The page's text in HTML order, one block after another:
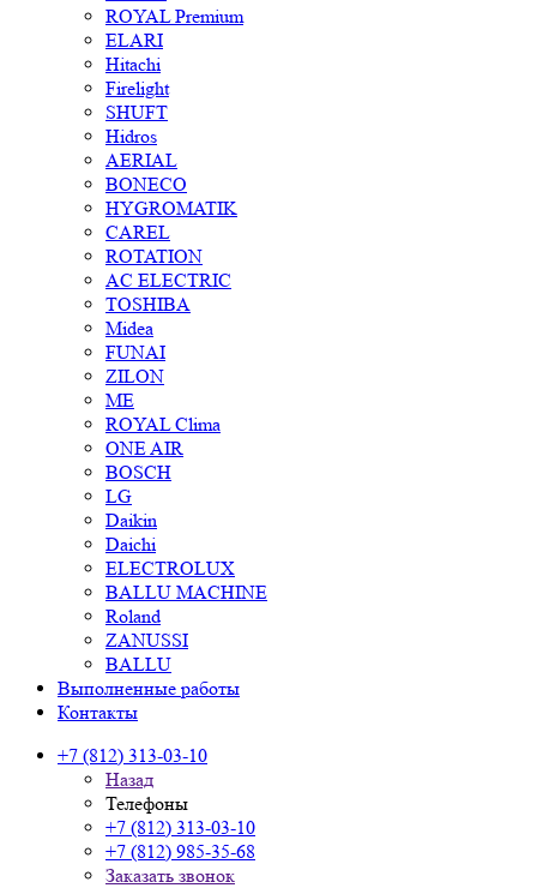
ROYAL Premium
ELARI
Hitachi
Firelight
SHUFT
Hidros
AERIAL
BONECO
HYGROMATIK
CAREL
ROTATION
AC ELECTRIC
TOSHIBA
Midea
FUNAI
ZILON
ME
ROYAL Clima
ONE AIR
BOSCH
LG
Daikin
Daichi
ELECTROLUX
BALLU MACHINE
Roland
ZANUSSI
BALLU
Выполненные работы
Контакты
+7 (812) 313-03-10
Назад
Телефоны
+7 (812) 313-03-10
+7 (812) 985-35-68
Заказать звонок